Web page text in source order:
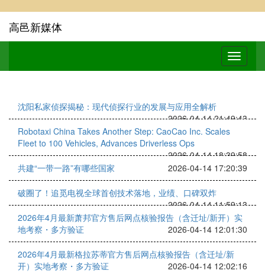
高邑新媒体
沈阳私家侦探揭秘：现代侦探行业的发展与应用全解析
2026-04-14 21:49:43
Robotaxi China Takes Another Step: CaoCao Inc. Scales
Fleet to 100 Vehicles, Advances Driverless Ops
2026-04-14 18:39:58
共建“一带一路”有哪些国家
2026-04-14 17:20:39
破圈了！追觅电视全球首创技术落地，业绩、口碑双炸
2026-04-14 11:59:13
2026年4月最新萧邦官方售后网点核验报告（含迁址/新开）实
地考察・多方验证
2026-04-14 12:01:30
2026年4月最新格拉苏蒂官方售后网点核验报告（含迁址/新
开）实地考察・多方验证
2026-04-14 12:02:16